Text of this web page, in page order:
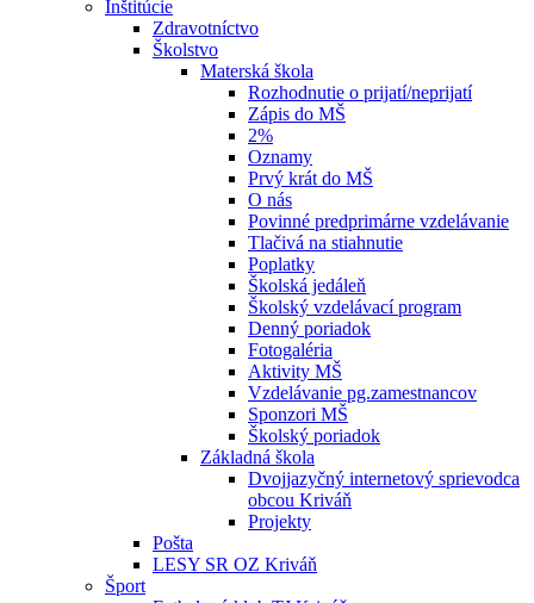
Inštitúcie
Zdravotníctvo
Školstvo
Materská škola
Rozhodnutie o prijatí/neprijatí
Zápis do MŠ
2%
Oznamy
Prvý krát do MŠ
O nás
Povinné predprimárne vzdelávanie
Tlačivá na stiahnutie
Poplatky
Školská jedáleň
Školský vzdelávací program
Denný poriadok
Fotogaléria
Aktivity MŠ
Vzdelávanie pg.zamestnancov
Sponzori MŠ
Školský poriadok
Základná škola
Dvojjazyčný internetový sprievodca
obcou Kriváň
Projekty
Pošta
LESY SR OZ Kriváň
Šport